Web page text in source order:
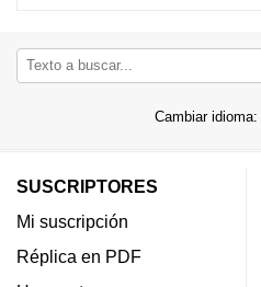
Cambiar idioma:
SUSCRIPTORES
Mi suscripción
Réplica en PDF